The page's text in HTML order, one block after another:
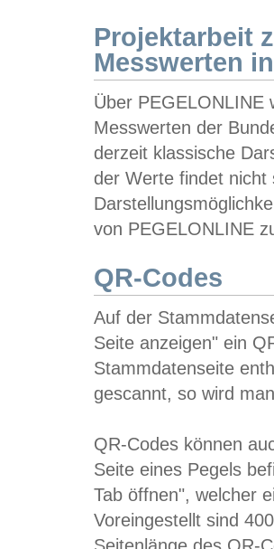
Projektarbeit
Messwerten
Über PEGELONLINE
Messwerten der
derzeit klassische
der Werte findet
von PEGELONLINE
QR-Codes
Auf der
Seite anzeigen" ein
Stammdatenseite
gescannt, so wird
QR-Codes können
Seite eines Pegels
Tab öffnen", welcher
Voreingestellt sind